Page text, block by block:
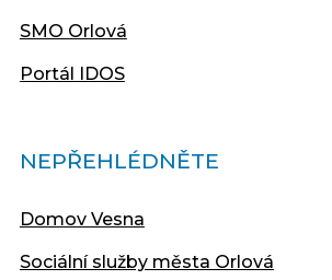
SMO Orlová
Portál IDOS
NEPŘEHLÉDNĚTE
Domov Vesna
Sociální služby města Orlová